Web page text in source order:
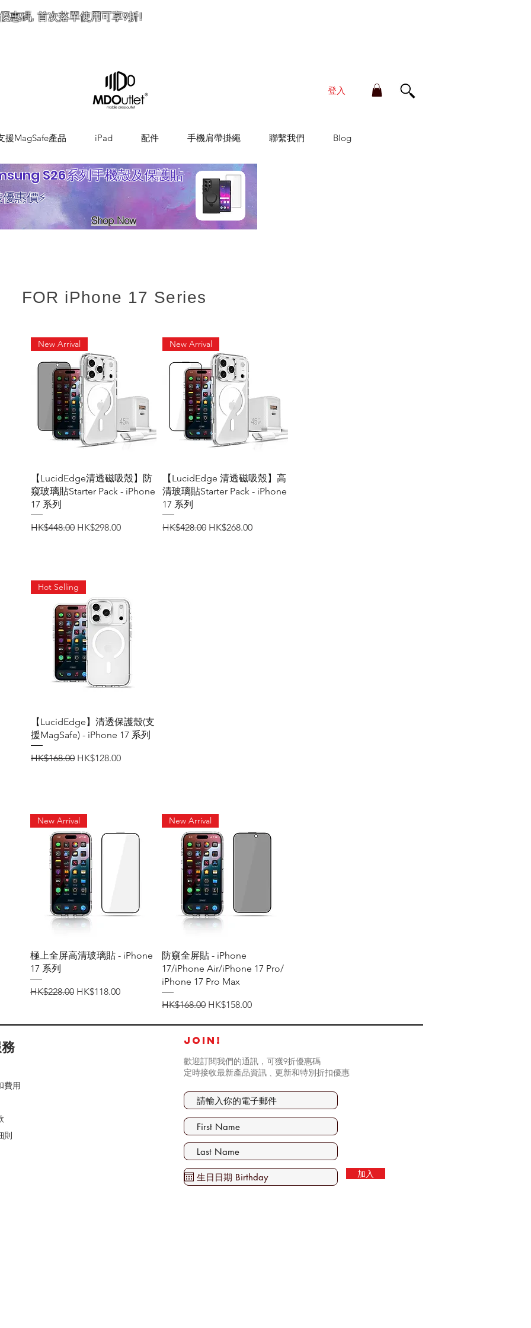
惠碼, 首次落單使用可享9折!
登入
援MagSafe產品 iPad 配件 手機肩帶掛繩 聯繫我們 Blog
S26系列手機殼及保護貼
惠價⚡
Shop Now
FOR iPhone 17 Series
快速瀏覽
New Arrival
【LucidEdge清透磁吸殼】防
窺玻璃貼Starter Pack - iPhone
17 系列
一般價格
HK$448.00 促銷價格
HK$298.00
快速瀏覽
New Arrival
【LucidEdge 清透磁吸殼】高
清玻璃貼Starter Pack - iPhone
17 系列
一般價格
HK$428.00 促銷價格
HK$268.00
快速瀏覽
Hot Selling
【LucidEdge】清透保護殼(支
援MagSafe) - iPhone 17 系列
一般價格
HK$168.00 促銷價格
HK$128.00
快速瀏覽
New Arrival
極上全屏高清玻璃貼 - iPhone
17 系列
一般價格
HK$228.00 促銷價格
HK$118.00
快速瀏覽
New Arrival
防窺全屏貼 - iPhone
17/iPhone Air/iPhone 17 Pro/
iPhone 17 Pro Max
一般價格
HK$168.00 促銷價格
HK$158.00
費用
則
JOIN!
歡迎訂閱我們的通訊，可獲9折優惠碼
定時接收最新產品資訊﹑更新和特別折扣優惠
加入